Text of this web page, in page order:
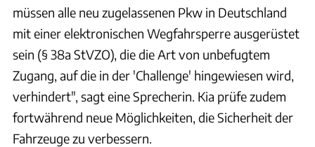
müssen alle neu zugelassenen Pkw in Deutschland
mit einer elektronischen Wegfahrsperre ausgerüstet
sein (§ 38a StVZO), die die Art von unbefugtem
Zugang, auf die in der 'Challenge' hingewiesen wird,
verhindert", sagt eine Sprecherin. Kia prüfe zudem
fortwährend neue Möglichkeiten, die Sicherheit der
Fahrzeuge zu verbessern.